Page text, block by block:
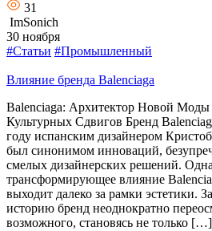
31
ImSonich
30 ноября
#Статьи #Промышленный
Влияние бренда Balenciaga
Balenciaga: Архитектор Новой Моды
Культурных Сдвигов Бренд
году испанским дизайнером
был синонимом инноваций,
смелых дизайнерских решений.
трансформирующее влияние
выходит далеко за рамки эстетики.
историю бренд неоднократно
возможного, становясь не только […]